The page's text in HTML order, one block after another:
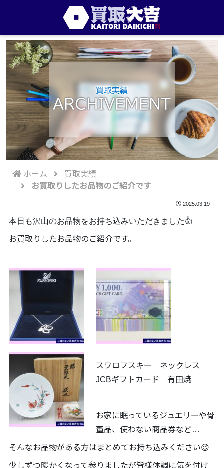
買取実績
ARCHIVEMENT
ホーム
買取実績
お買取りしたお品物のご紹介です
2025.03.19
本日も沢山のお品物をお持ち込みいただきました👍
お買取りしたお品物のご紹介です。
スワロフスキー ネックレス
JCBギフトカード 有田焼
お家に眠っているジュエリーや骨
董品、使わない商品券など…
そんなお品物がある方はまとめてお持ち込みください😉
少しずつ暖かくなって参りましたが皆様体調に気を付け